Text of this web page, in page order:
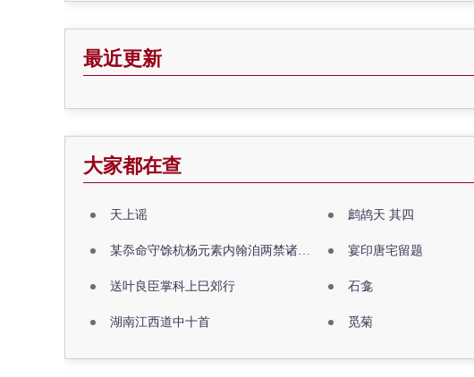
最近更新
大家都在查
天上谣 鹧鸪天 其四
某忝命守馀杭杨元素内翰洎两禁诸公出祖佛寺 宴印唐宅留题
送叶良臣掌科上巳郊行 石龛
湖南江西道中十首 觅菊